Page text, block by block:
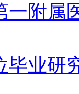
一附属
毕业